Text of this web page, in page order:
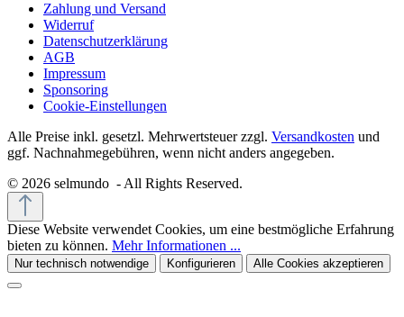
Zahlung und Versand
Widerruf
Datenschutzerklärung
AGB
Impressum
Sponsoring
Cookie-Einstellungen
Alle Preise inkl. gesetzl. Mehrwertsteuer zzgl. Versandkosten und
ggf. Nachnahmegebühren, wenn nicht anders angegeben.
© 2026 selmundo - All Rights Reserved.
Diese Website verwendet Cookies, um eine bestmögliche Erfahrung
bieten zu können. Mehr Informationen ...
Nur technisch notwendige Konfigurieren Alle Cookies akzeptieren